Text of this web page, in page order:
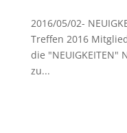
2016/05/02-
Treffen 2016
die "NEUIGKEITEN"
zu...